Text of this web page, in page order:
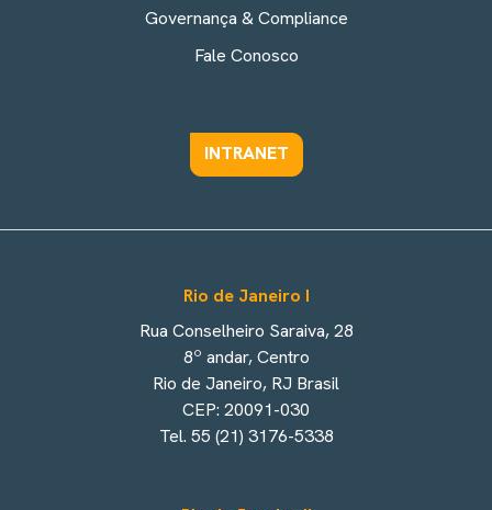
Governança & Compliance
Fale Conosco
INTRANET
Rio de Janeiro I
Rua Conselheiro Saraiva, 28
8º andar, Centro
Rio de Janeiro, RJ Brasil
CEP: 20091-030
Tel. 55 (21) 3176-5338